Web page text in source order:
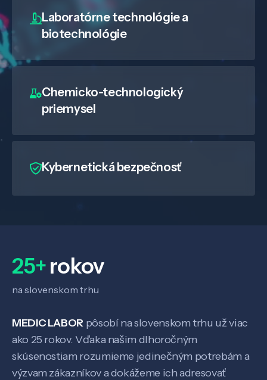
Veda a výskum
Know-how
Laboratórne technológie a
biotechnológie
Chemicko-technologický
priemysel
Kybernetická bezpečnosť
25+rokov
na slovenskom trhu
MEDIC LABOR pôsobí na slovenskom trhu už viac
ako 25 rokov. Vďaka našim dlhoročným
skúsenostiam rozumieme jedinečným potrebám a
výzvam zákazníkov a dokážeme ich adresovať